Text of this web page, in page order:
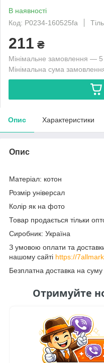
В наявності
Код: P0234-160525fa
211 ₴
Мінімальне замовлення — 5
Мінімальна сума
Опис Характеристики
Опис
Матеріал: котон
Розмір універсал
Колір як на фото
Товар продається тільки
Сиробник: Україна
З умовою оплати та
нашому сайті https://
Безплатна доставка на
Отримуйте